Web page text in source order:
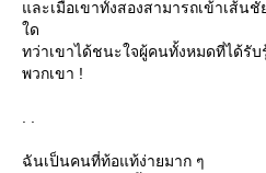
ละเมื่อเขาทั้งสองสามารถเข้าเส้น
ด
ทว่าเขาได้ชนะใจผู้คนทั้งหมดที่ได้รั
พวกเขา !
. .
ฉันเป็นคนที่ท้อแท้ง่ายมาก ๆ